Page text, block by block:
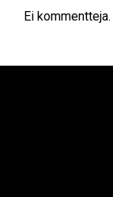
Ei kommentteja.